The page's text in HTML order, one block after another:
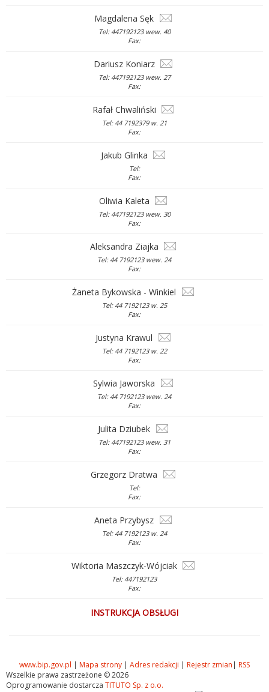
Magdalena Sęk
Tel: 447192123 wew. 40
Fax:
Dariusz Koniarz
Tel: 447192123 wew. 27
Fax:
Rafał Chwaliński
Tel: 44 7192379 w. 21
Fax:
Jakub Glinka
Tel:
Fax:
Oliwia Kaleta
Tel: 447192123 wew. 30
Fax:
Aleksandra Ziajka
Tel: 44 7192123 wew. 24
Fax:
Żaneta Bykowska - Winkiel
Tel: 44 7192123 w. 25
Fax:
Justyna Krawul
Tel: 44 7192123 w. 22
Fax:
Sylwia Jaworska
Tel: 44 7192123 wew. 24
Fax:
Julita Dziubek
Tel: 447192123 wew. 31
Fax:
Grzegorz Dratwa
Tel:
Fax:
Aneta Przybysz
Tel: 44 7192123 w. 24
Fax:
Wiktoria Maszczyk-Wójciak
Tel: 447192123
Fax:
INSTRUKCJA OBSŁUGI
www.bip.gov.pl | Mapa strony | Adres redakcji | Rejestr zmian | RSS
Wszelkie prawa zastrzeżone © 2026
Oprogramowanie dostarcza TITUTO Sp. z o.o.